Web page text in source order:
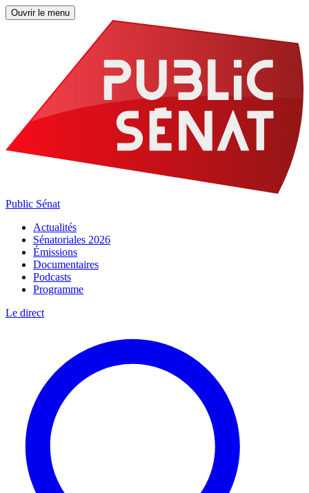
Ouvrir le menu
Public Sénat
Actualités
Sénatoriales 2026
Émissions
Documentaires
Podcasts
Programme
Le direct